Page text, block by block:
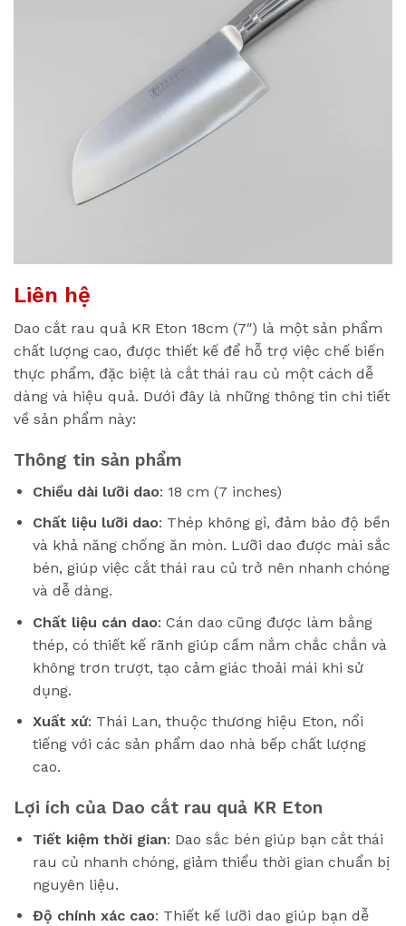
Liên hệ
Dao cắt rau quả KR Eton 18cm (7″) là một sản phẩm
chất lượng cao, được thiết kế để hỗ trợ việc chế biến
thực phẩm, đặc biệt là cắt thái rau củ một cách dễ
dàng và hiệu quả. Dưới đây là những thông tin chi tiết
về sản phẩm này:
Thông tin sản phẩm
Chiều dài lưỡi dao: 18 cm (7 inches)
Chất liệu lưỡi dao: Thép không gỉ, đảm bảo độ bền
và khả năng chống ăn mòn. Lưỡi dao được mài sắc
bén, giúp việc cắt thái rau củ trở nên nhanh chóng
và dễ dàng.
Chất liệu cán dao: Cán dao cũng được làm bằng
thép, có thiết kế rãnh giúp cầm nắm chắc chắn và
không trơn trượt, tạo cảm giác thoải mái khi sử
dụng.
Xuất xứ: Thái Lan, thuộc thương hiệu Eton, nổi
tiếng với các sản phẩm dao nhà bếp chất lượng
cao.
Lợi ích của Dao cắt rau quả KR Eton
Tiết kiệm thời gian: Dao sắc bén giúp bạn cắt thái
rau củ nhanh chóng, giảm thiểu thời gian chuẩn bị
nguyên liệu.
Độ chính xác cao: Thiết kế lưỡi dao giúp bạn dễ